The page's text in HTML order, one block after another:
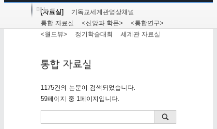
[자료실]
기독교세계관영상채널
통합 자료실
<신앙과 학문>
<통합연구>
<월드뷰>
정기학술대회 세계관 자료실
1175건의 논문이 검색되었습니다.
59페이지 중 1페이지입니다.